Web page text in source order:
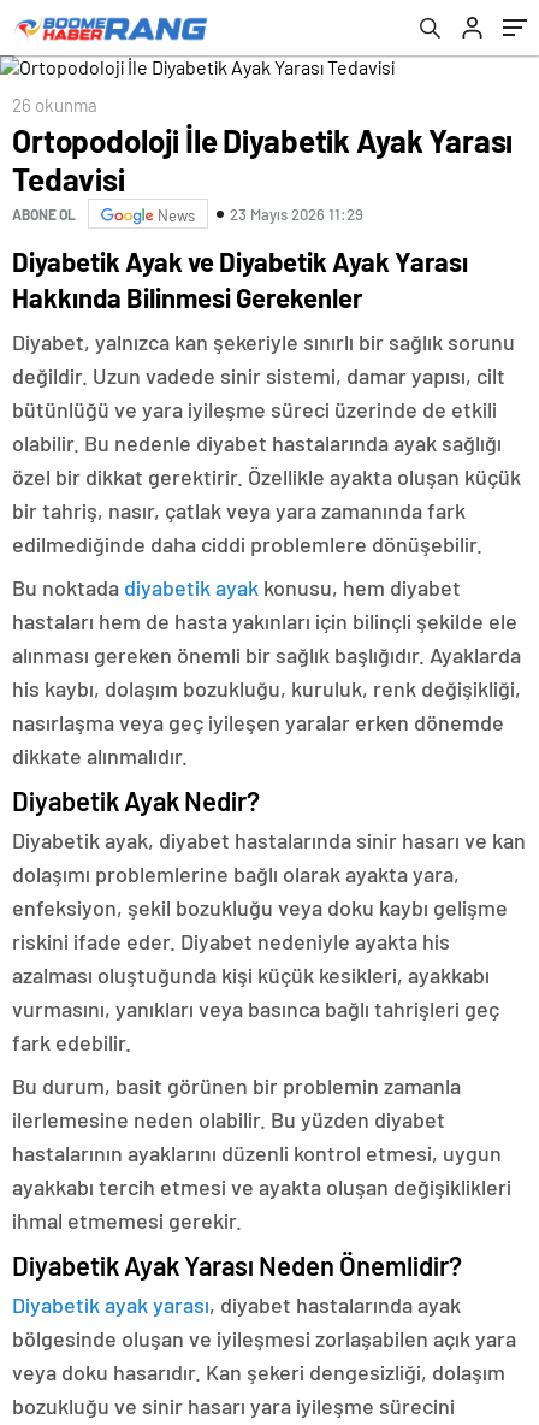
26 okunma
Ortopodoloji İle Diyabetik Ayak Yarası
Tedavisi
ABONE OL News 23 Mayıs 2026 11:29
Diyabetik Ayak ve Diyabetik Ayak Yarası
Hakkında Bilinmesi Gerekenler
Diyabet, yalnızca kan şekeriyle sınırlı bir sağlık sorunu
değildir. Uzun vadede sinir sistemi, damar yapısı, cilt
bütünlüğü ve yara iyileşme süreci üzerinde de etkili
olabilir. Bu nedenle diyabet hastalarında ayak sağlığı
özel bir dikkat gerektirir. Özellikle ayakta oluşan küçük
bir tahriş, nasır, çatlak veya yara zamanında fark
edilmediğinde daha ciddi problemlere dönüşebilir.
Bu noktada diyabetik ayak konusu, hem diyabet
hastaları hem de hasta yakınları için bilinçli şekilde ele
alınması gereken önemli bir sağlık başlığıdır. Ayaklarda
his kaybı, dolaşım bozukluğu, kuruluk, renk değişikliği,
nasırlaşma veya geç iyileşen yaralar erken dönemde
dikkate alınmalıdır.
Diyabetik Ayak Nedir?
Diyabetik ayak, diyabet hastalarında sinir hasarı ve kan
dolaşımı problemlerine bağlı olarak ayakta yara,
enfeksiyon, şekil bozukluğu veya doku kaybı gelişme
riskini ifade eder. Diyabet nedeniyle ayakta his
azalması oluştuğunda kişi küçük kesikleri, ayakkabı
vurmasını, yanıkları veya basınca bağlı tahrişleri geç
fark edebilir.
Bu durum, basit görünen bir problemin zamanla
ilerlemesine neden olabilir. Bu yüzden diyabet
hastalarının ayaklarını düzenli kontrol etmesi, uygun
ayakkabı tercih etmesi ve ayakta oluşan değişiklikleri
ihmal etmemesi gerekir.
Diyabetik Ayak Yarası Neden Önemlidir?
Diyabetik ayak yarası, diyabet hastalarında ayak
bölgesinde oluşan ve iyileşmesi zorlaşabilen açık yara
veya doku hasarıdır. Kan şekeri dengesizliği, dolaşım
bozukluğu ve sinir hasarı yara iyileşme sürecini